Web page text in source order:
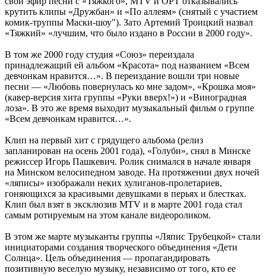
крутить клипы «Дружбан» и «По аллеям» (снятый с участием
комик-труппы Маски-шоу"). Зато Артемий Троицкий назвал
«Тяжкий» «лучшим, что было издано в России в 2000 году».
В том же 2000 году студия «Союз» переиздала
принадлежащий ей альбом «Красота» под названием «Всем
девчонкам нравится…». В переиздание вошли три новые
песни — «Любовь повернулась ко мне задом», «Крошка моя»
(кавер-версия хита группы «Руки вверх!») и «Виноградная
лоза». В это же время выходит музыкальный фильм о группе
«Всем девчонкам нравится…».
Клип на первый хит с грядущего альбома (релиз
запланирован на осень 2001 года), «Голуби», снял в Минске
режиссер Игорь Пашкевич. Ролик снимался в начале января
на Минском велосипедном заводе. На протяжении двух ночей
«ляписы» изображали неких хулиганов-пролетариев,
гоняющихся за красивыми девушками в перьях и блестках.
Клип был взят в эксклюзив MTV и в марте 2001 года стал
самым ротируемым на этом канале видеороликом.
В этом же марте музыканты группы «Ляпис Трубецкой» стали
инициаторами создания творческого объединения «Дети
Солнца». Цель объединения — пропагандировать
позитивную веселую музыку, независимо от того, кто ее